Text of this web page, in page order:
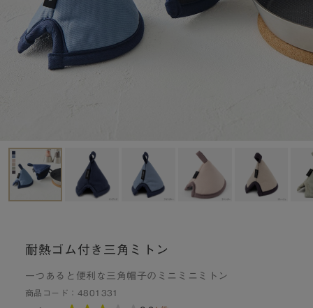
耐熱ゴム付き三角ミトン
一つあると便利な三角帽子のミニミニミトン
商品コード： 4801331